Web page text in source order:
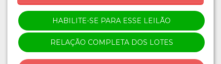
HABILITE-SE PARA ESSE LEILÃO
RELAÇÃO COMPLETA DOS LOTES